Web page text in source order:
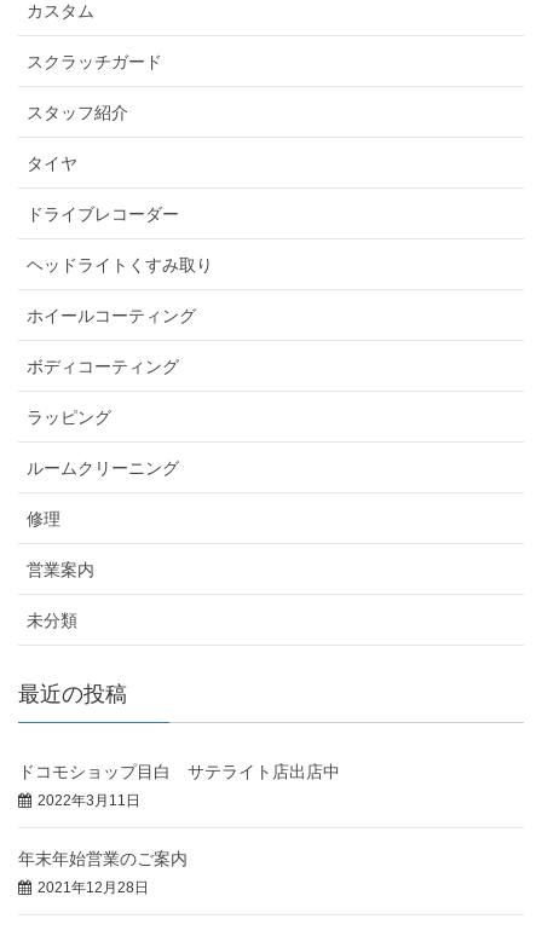
カスタム
スクラッチガード
スタッフ紹介
タイヤ
ドライブレコーダー
ヘッドライトくすみ取り
ホイールコーティング
ボディコーティング
ラッピング
ルームクリーニング
修理
営業案内
未分類
最近の投稿
ドコモショップ目白 サテライト店出店中
2022年3月11日
年末年始営業のご案内
2021年12月28日